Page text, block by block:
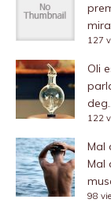
127
Oli
122
Mal
Mal
98